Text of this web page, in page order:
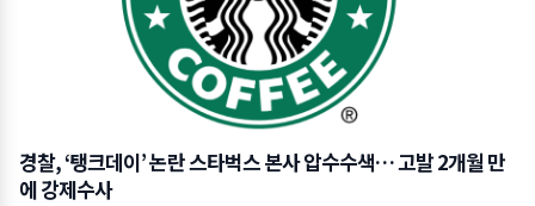
경찰, ‘탱크데이’ 논란 스타벅스 본사 압수수색… 고발 2개월 만
에 강제수사